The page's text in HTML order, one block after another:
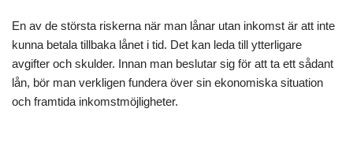
En av de största riskerna när man lånar utan inkomst är att inte
kunna betala tillbaka lånet i tid. Det kan leda till ytterligare
avgifter och skulder. Innan man beslutar sig för att ta ett sådant
lån, bör man verkligen fundera över sin ekonomiska situation
och framtida inkomstmöjligheter.